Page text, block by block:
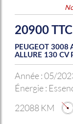
20900
PEUGEOT 3008
ALLURE 130 CV
Année :05/
Énergie :
22088 KM